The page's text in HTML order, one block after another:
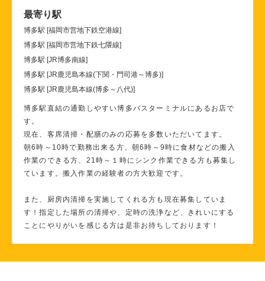
最寄り駅
博多駅 [福岡市営地下鉄空港線]
博多駅 [福岡市営地下鉄七隈線]
博多駅 [JR博多南線]
博多駅 [JR鹿児島本線(下関・門司港～博多)]
博多駅 [JR鹿児島本線(博多～八代)]
博多駅直結の通勤しやすい博多バスターミナルにあるお店で
す。
現在、客席清掃・配膳のみの応募を多数いただいてます。
朝6時～10時で勤務出来る方、朝6時～9時に食材などの搬入
作業のできる方、21時～１時にシンク作業できる方も募集し
ています。搬入作業の経験者の方大歓迎です。
また、厨房内清掃を実施してくれる方も現在募集していま
す！指定した場所の清掃や、定時の洗浄など、きれいにする
ことにやりがいを感じる方は是非お待ちしております！